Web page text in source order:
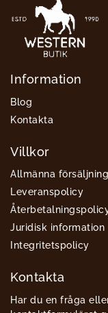
Information
Blog
Kontakta
Villkor
Allmänna
Leveranspolicy
Juridisk information
Integritetspolicy
Kontakta
Har du en fråga